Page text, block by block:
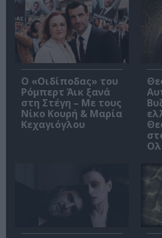
O «Οιδίποδας» του
Ρόμπερτ Άικ ξανά
στη Στέγη – Με τους
Νίκο Κουρή & Μαρία
Κεχαγιόγλου